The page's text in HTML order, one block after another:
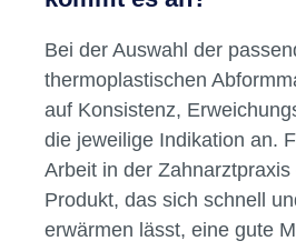
Abformmaterialien sind sie
und können bei Bedarf
werden.
Auswahl und
kommt es an?